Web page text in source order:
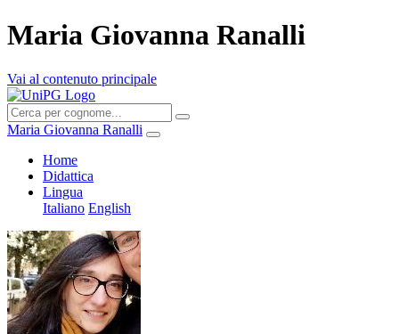
Maria Giovanna Ranalli
Vai al contenuto principale
Maria Giovanna Ranalli
Home
Didattica
Lingua
Italiano English